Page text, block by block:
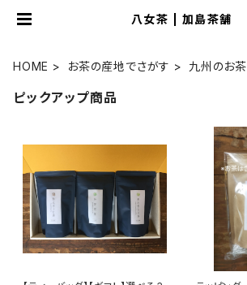
八女茶 | 加島茶舗
HOME お茶の産地でさがす 九州のお茶
ピックアップ商品